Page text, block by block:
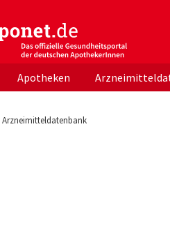
offizielle Gesundheitsportal
Apotheken
Arzneimitteldatenbank